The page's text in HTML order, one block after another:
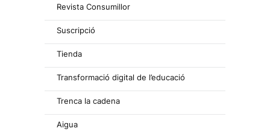
Revista Consumillor
Suscripció
Tienda
Transformació digital de l’educació
Trenca la cadena
Aigua